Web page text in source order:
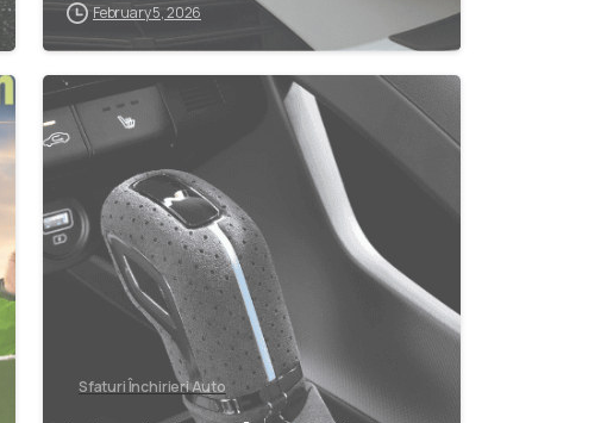
February 5, 2026
-
Sfaturi Închirieri Auto